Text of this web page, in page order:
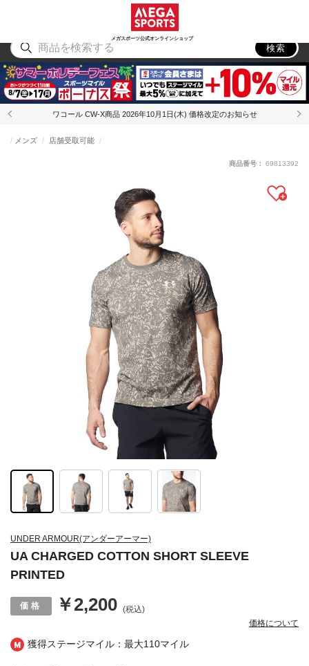
メガスポーツ公式オンラインショップ
アウトドア
検索
ワコール CW-X商品 2026年10月1日(木) 価格改定のお知らせ
獲得ステージマイル：最大110マイル
UNDER ARMOUR(アンダーアーマー)
UA CHARGED COTTON SHORT SLEEVE
PRINTED
メンズ 店舗受取可能
￥2,200 (税込)
価格について
商品番号： 69813392